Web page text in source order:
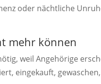
oder nächtliche
mehr können
weil Angehörige
eingekauft,